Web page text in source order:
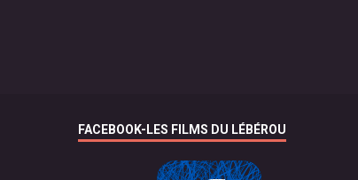
FACEBOOK-LES FILMS DU LÉBÉROU